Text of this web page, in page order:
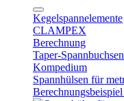
Kegelspannelemente
CLAMPEX
Berechnung
Taper-Spannbuchsen
Kompedium
Spannhülsen für